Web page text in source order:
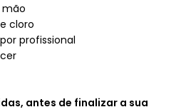
mão
cloro
profissional
antes de finalizar a sua